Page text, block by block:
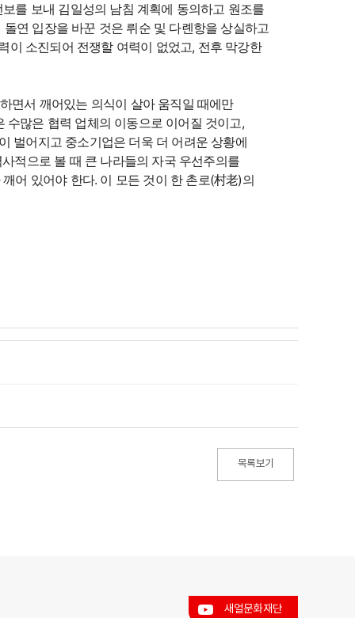
를 보내 김일성의 남침 계획에 동의하고 원조를
연 입장을 바꾼 것은 뤼순 및 다롄항을 상실하고
이 소진되어 전쟁할 여력이 없었고, 전후 막강한
면서 깨어있는 의식이 살아 움직일 때에만
많은 협력 업체의 이동으로 이어질 것이고,
벌어지고 중소기업은 더욱 더 어려운 상황에
적으로 볼 때 큰 나라들의 자국 우선주의를
어 있어야 한다. 이 모든 것이 한 촌로(村老)의
목록보기
새얼문화재단